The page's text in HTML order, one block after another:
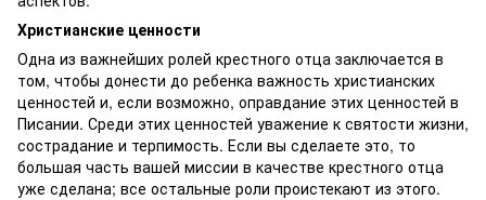
Христианские ценности
Одна из важнейших ролей крестного отца заключается в
том, чтобы донести до ребенка важность христианских
ценностей и, если возможно, оправдание этих ценностей в
Писании. Среди этих ценностей уважение к святости жизни,
сострадание и терпимость. Если вы сделаете это, то
большая часть вашей миссии в качестве крестного отца
уже сделана; все остальные роли проистекают из этого.